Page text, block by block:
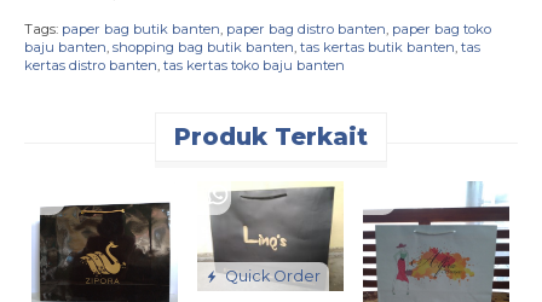
Tags: paper bag butik banten paper bag distro banten paper bag toko
baju banten shopping bag butik banten tas kertas butik banten tas
kertas distro banten tas kertas toko baju banten
Produk Terkait
Quick Order